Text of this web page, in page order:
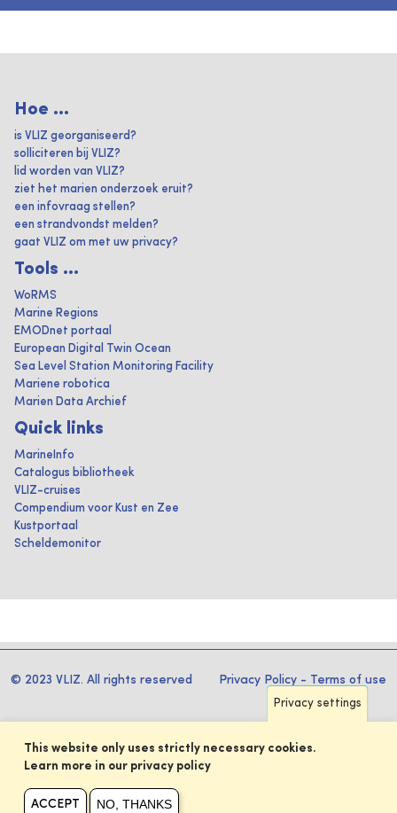
Hoe ...
is VLIZ georganiseerd?
solliciteren bij VLIZ?
lid worden van VLIZ?
ziet het marien onderzoek eruit?
een infovraag stellen?
een strandvondst melden?
gaat VLIZ om met uw privacy?
Tools ...
WoRMS
Marine Regions
EMODnet portaal
European Digital Twin Ocean
Sea Level Station Monitoring Facility
Mariene robotica
Marien Data Archief
Quick links
MarineInfo
Catalogus bibliotheek
VLIZ-cruises
Compendium voor Kust en Zee
Kustportaal
Scheldemonitor
© 2023 VLIZ. All rights reserved Privacy Policy - Terms of use
Privacy settings
This website only uses strictly necessary cookies.
Learn more in our privacy policy
ACCEPT NO, THANKS